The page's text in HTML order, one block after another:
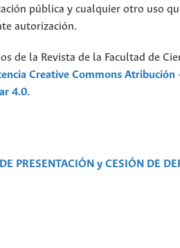
pública y cualquier otro uso
autorización.
de la Revista de la Facultad de
Creative Commons Atribución
4.0.
PRESENTACIÓN y CESIÓN DE